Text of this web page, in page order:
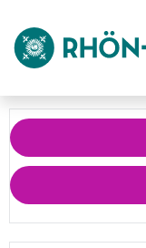
Stellenangebote
Bewerbungstipps